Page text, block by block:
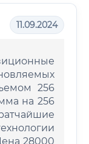
11.09.2024
256
на 256
28000